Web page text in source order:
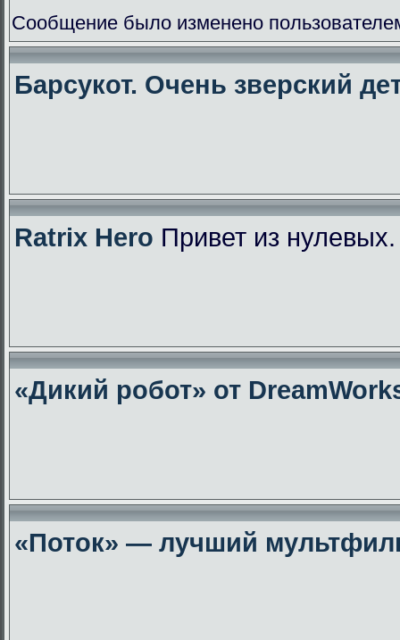
Сообщение было изменено
Барсукот. Очень зверский
Ratrix Hero Привет из
«Дикий робот» от
«Поток» — лучший